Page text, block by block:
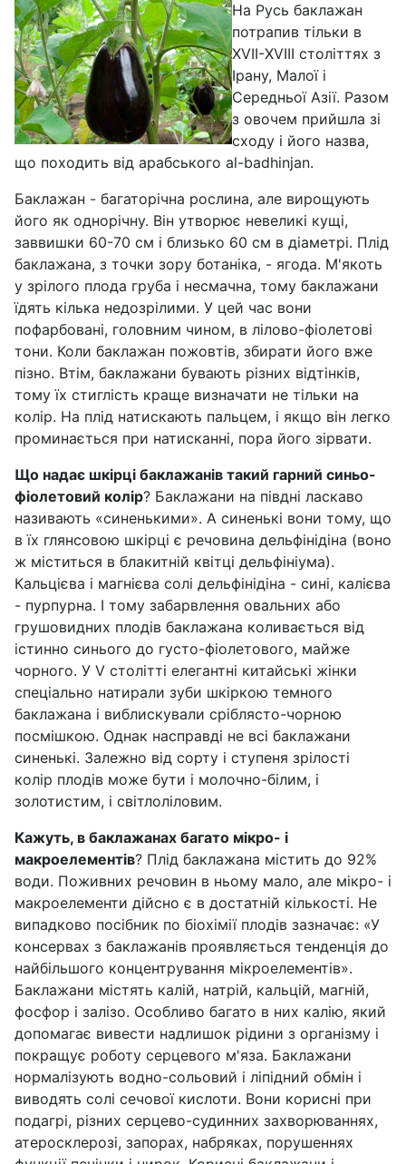
На Русь баклажан
потрапив тільки в
ХVII-ХVIII століттях з
Ірану, Малої і
Середньої Азії. Разом
з овочем прийшла зі
сходу і його назва,
що походить від арабського al-badhinjan.
Баклажан - багаторічна рослина, але вирощують
його як однорічну. Він утворює невеликі кущі,
заввишки 60-70 см і близько 60 см в діаметрі. Плід
баклажана, з точки зору ботаніка, - ягода. М'якоть
у зрілого плода груба і несмачна, тому баклажани
їдять кілька недозрілими. У цей час вони
пофарбовані, головним чином, в лілово-фіолетові
тони. Коли баклажан пожовтів, збирати його вже
пізно. Втім, баклажани бувають різних відтінків,
тому їх стиглість краще визначати не тільки на
колір. На плід натискають пальцем, і якщо він легко
проминається при натисканні, пора його зірвати.
Що надає шкірці баклажанів такий гарний синьо-
фіолетовий колір? Баклажани на півдні ласкаво
називають «синенькими». А синенькі вони тому, що
в їх глянсовою шкірці є речовина дельфінідіна (воно
ж міститься в блакитній квітці дельфініума).
Кальцієва і магнієва солі дельфінідіна - сині, калієва
- пурпурна. І тому забарвлення овальних або
грушовидних плодів баклажана коливається від
істинно синього до густо-фіолетового, майже
чорного. У V столітті елегантні китайські жінки
спеціально натирали зуби шкіркою темного
баклажана і виблискували сріблясто-чорною
посмішкою. Однак насправді не всі баклажани
синенькі. Залежно від сорту і ступеня зрілості
колір плодів може бути і молочно-білим, і
золотистим, і світлоліловим.
Кажуть, в баклажанах багато мікро- і
макроелементів? Плід баклажана містить до 92%
води. Поживних речовин в ньому мало, але мікро- і
макроелементи дійсно є в достатній кількості. Не
випадково посібник по біохімії плодів зазначає: «У
консервах з баклажанів проявляється тенденція до
найбільшого концентрування мікроелементів».
Баклажани містять калій, натрій, кальцій, магній,
фосфор і залізо. Особливо багато в них калію, який
допомагає вивести надлишок рідини з організму і
покращує роботу серцевого м'яза. Баклажани
нормалізують водно-сольовий і ліпідний обмін і
виводять солі сечової кислоти. Вони корисні при
подагрі, різних серцево-судинних захворюваннях,
атеросклерозі, запорах, набряках, порушеннях